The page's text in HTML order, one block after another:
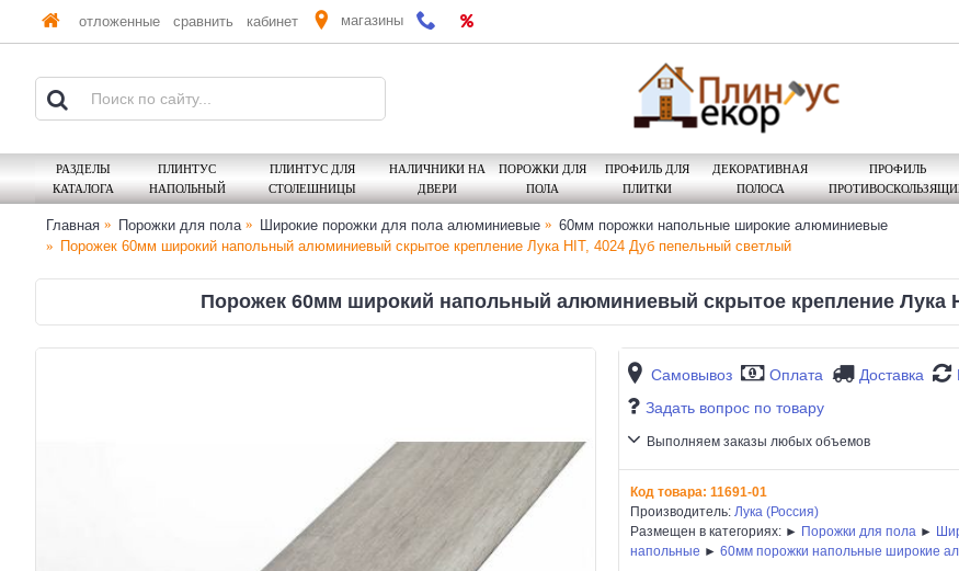
отложенные сравнить кабинет магазины
РАЗДЕЛЫ
КАТАЛОГА
ПЛИНТУС
НАПОЛЬНЫЙ
ПЛИНТУС ДЛЯ
СТОЛЕШНИЦЫ
НАЛИЧНИКИ НА
ДВЕРИ
ПОРОЖКИ ДЛЯ
ПОЛА
ПРОФИЛЬ ДЛЯ
ПЛИТКИ
ДЕКОРАТИВНАЯ
ПОЛОСА
ПРОФИЛЬ
Главная Порожки для пола Широкие порожки для пола алюминиевые
60мм порожки напольные широкие алюминиевые
Порожек 60мм широкий напольный алюминиевый скрытое крепление Лука HIT, 4024 Дуб пепельный светлый
Порожек 60мм широкий напольный алюминиевый скрытое крепление Лука
Самовывоз Оплата Доставка
Задать вопрос по товару
Выполняем заказы любых объемов
Код товара: 11691-01
Производитель: Лука (Россия)
Размещен в категориях: ► Порожки для пола ►
напольные ► 60мм порожки напольные широкие